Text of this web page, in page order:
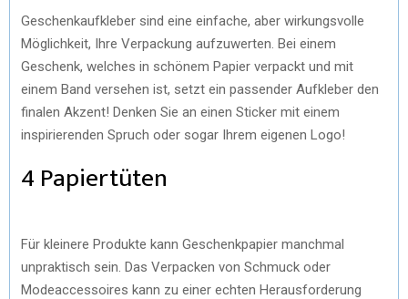
Geschenkaufkleber sind eine einfache, aber wirkungsvolle
Möglichkeit, Ihre Verpackung aufzuwerten. Bei einem
Geschenk, welches in schönem Papier verpackt und mit
einem Band versehen ist, setzt ein passender Aufkleber den
finalen Akzent! Denken Sie an einen Sticker mit einem
inspirierenden Spruch oder sogar Ihrem eigenen Logo!
4 Papiertüten
Für kleinere Produkte kann Geschenkpapier manchmal
unpraktisch sein. Das Verpacken von Schmuck oder
Modeaccessoires kann zu einer echten Herausforderung